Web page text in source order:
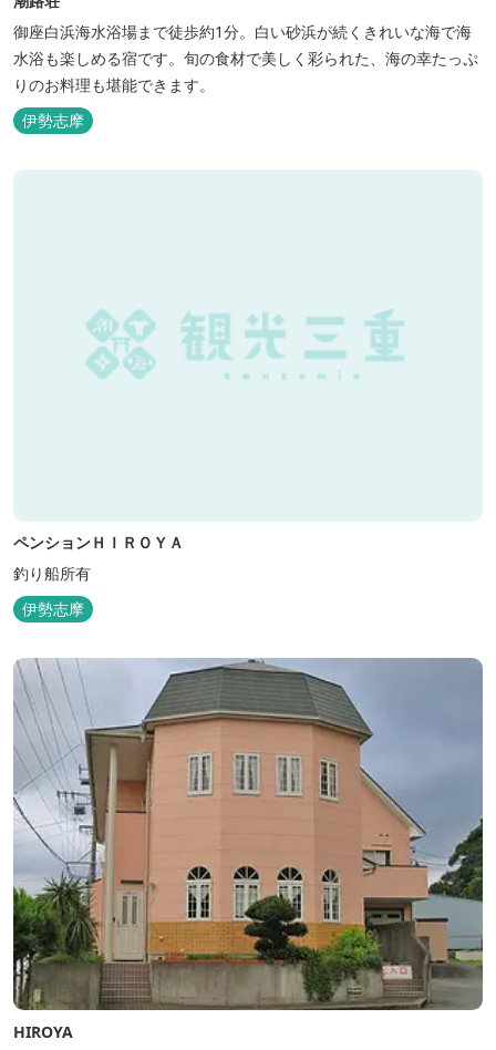
御座白浜海水浴場まで徒歩約1分。白い砂浜が続くきれいな海で海
水浴も楽しめる宿です。旬の食材で美しく彩られた、海の幸たっぷ
りのお料理も堪能できます。
伊勢志摩
ペンションＨＩＲＯＹＡ
釣り船所有
伊勢志摩
HIROYA